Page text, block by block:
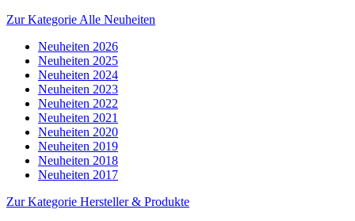
Zur Kategorie Alle Neuheiten
Neuheiten 2026
Neuheiten 2025
Neuheiten 2024
Neuheiten 2023
Neuheiten 2022
Neuheiten 2021
Neuheiten 2020
Neuheiten 2019
Neuheiten 2018
Neuheiten 2017
Zur Kategorie Hersteller & Produkte